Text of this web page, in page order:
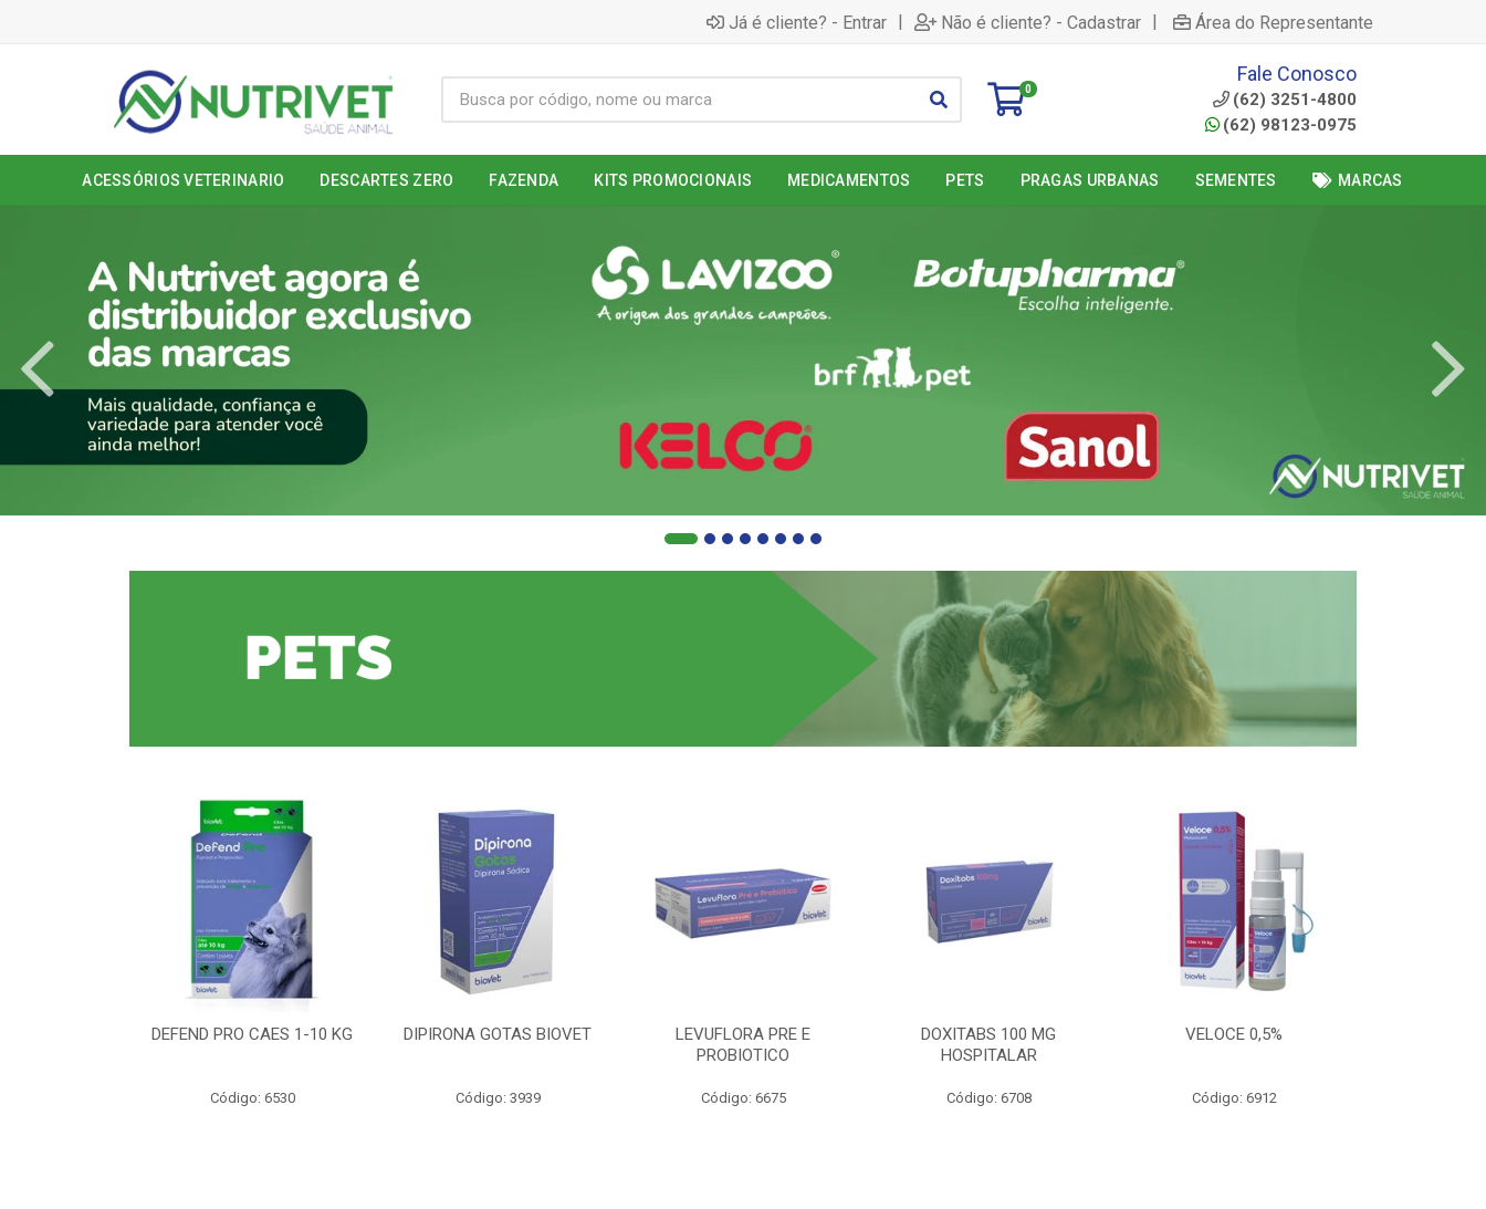
Já é cliente? - Entrar | Não é cliente? - Cadastrar | Área do Representante
0
Fale Conosco
(62) 3251-4800
(62) 98123-0975
ACESSÓRIOS VETERINARIO DESCARTES ZERO FAZENDA KITS PROMOCIONAIS MEDICAMENTOS PETS PRAGAS URBANAS SEMENTES MARCAS
DEFEND PRO CAES 1-10 KG
Código: 6530
DIPIRONA GOTAS BIOVET
Código: 3939
LEVUFLORA PRE E
PROBIOTICO
Código: 6675
DOXITABS 100 MG
HOSPITALAR
Código: 6708
VELOCE 0,5%
Código: 6912